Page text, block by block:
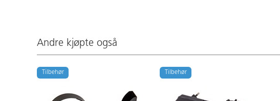
Andre kjøpte også
Tilbehør Tilbehør